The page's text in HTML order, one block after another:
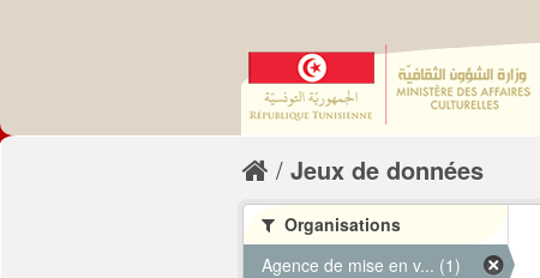
Jeux de données
Organisations
Agence de mise en v... (1)